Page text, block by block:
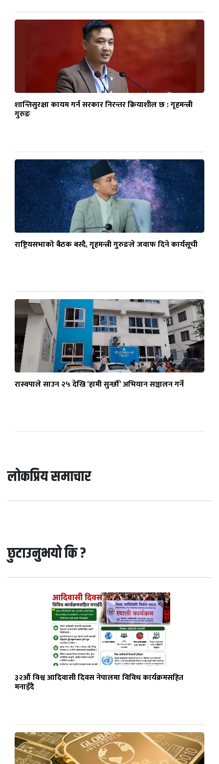
शान्तिसुरक्षा कायम गर्न सरकार निरन्तर क्रियाशील छ : गृहमन्त्री
गुरुङ
राष्ट्रियसभाको बैठक बस्दै, गृहमन्त्री गुरुङले जवाफ दिने कार्यसूची
रास्वपाले साउन २५ देखि ‘हामी सुन्छौँ’ अभियान सञ्चालन गर्ने
लोकप्रिय समाचार
छुटाउनुभयो कि ?
३२औँ विश्व आदिवासी दिवस नेपालमा विविध कार्यक्रमसहित
मनाइँदै